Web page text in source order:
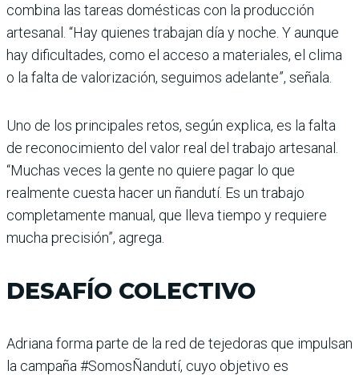
combina las tareas domésticas con la producción
artesanal. “Hay quienes trabajan día y noche. Y aunque
hay dificultades, como el acceso a materiales, el clima
o la falta de valorización, seguimos adelante”, señala.
Uno de los principales retos, según explica, es la falta
de reconocimiento del valor real del trabajo artesanal.
“Muchas veces la gente no quiere pagar lo que
realmente cuesta hacer un ñandutí. Es un trabajo
completamente manual, que lleva tiempo y requiere
mucha precisión”, agrega.
DESAFÍO COLECTIVO
Adriana forma parte de la red de tejedoras que impulsan
la campaña #SomosÑandutí, cuyo objetivo es